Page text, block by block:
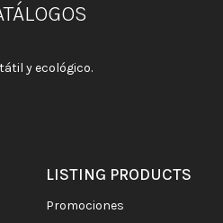
y ecológico.
LISTING PRODUCTS
promociones